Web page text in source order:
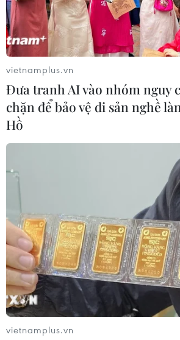
vietnamplus.vn
Đưa tranh AI vào nhóm nguy
chặn để bảo vệ di sản nghề
Hồ
vietnamplus.vn